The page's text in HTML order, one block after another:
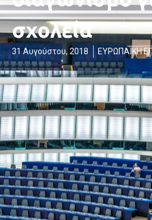
σχολεία
31 Αυγούστου, 2018 ΕΥΡΩΠΑΪΚΗ